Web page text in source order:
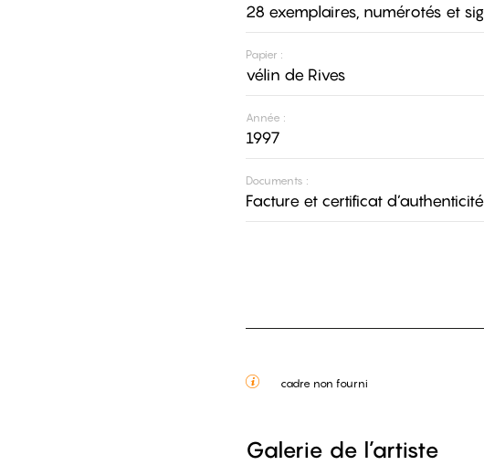
28 exemplaires, numérotés et
Papier :
vélin de Rives
Année :
1997
Documents :
Facture et certificat d’authenticité
cadre non fourni
Galerie de l’artiste